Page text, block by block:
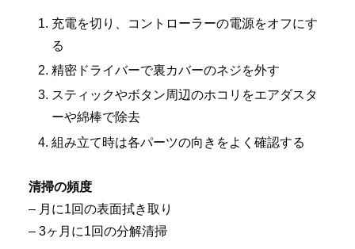
充電を切り、コントローラーの電源をオフにす
る
精密ドライバーで裏カバーのネジを外す
スティックやボタン周辺のホコリをエアダスタ
ーや綿棒で除去
組み立て時は各パーツの向きをよく確認する
清掃の頻度
– 月に1回の表面拭き取り
– 3ヶ月に1回の分解清掃